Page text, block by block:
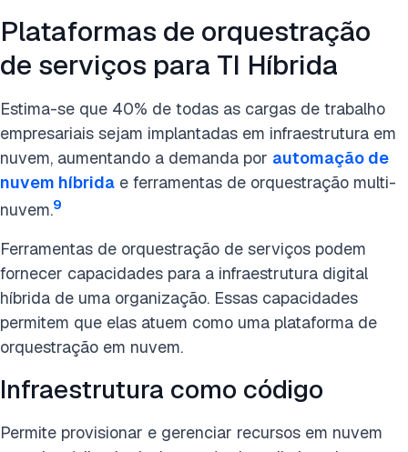
Plataformas de orquestração
de serviços para TI Híbrida
Estima-se que 40% de todas as cargas de trabalho
empresariais sejam implantadas em infraestrutura em
nuvem, aumentando a demanda por automação de
nuvem híbrida e ferramentas de orquestração multi-
nuvem.9
Ferramentas de orquestração de serviços podem
fornecer capacidades para a infraestrutura digital
híbrida de uma organização. Essas capacidades
permitem que elas atuem como uma plataforma de
orquestração em nuvem.
Infraestrutura como código
Permite provisionar e gerenciar recursos em nuvem